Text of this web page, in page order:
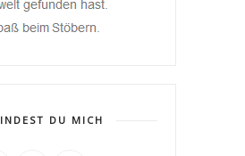
DU MICH